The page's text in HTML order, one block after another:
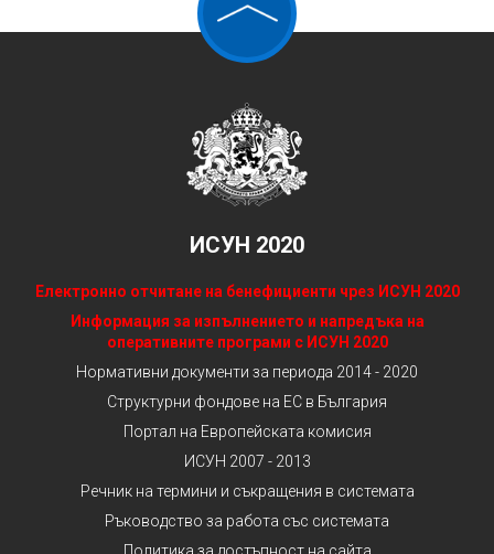
ИСУН 2020
Електронно отчитане на бенефициенти чрез ИСУН 2020
Информация за изпълнението и напредъка на
оперативните програми с ИСУН 2020
Нормативни документи за периода 2014 - 2020
Структурни фондове на ЕС в България
Портал на Европейската комисия
ИСУН 2007 - 2013
Речник на термини и съкращения в системата
Ръководство за работа със системата